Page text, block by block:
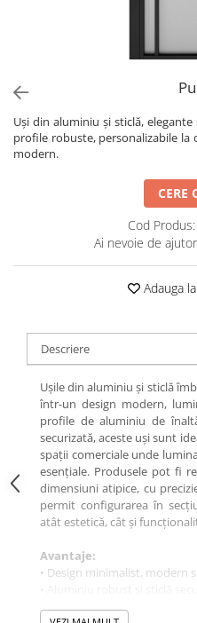
Uși din aluminiu și sticlă,
profile robuste, personalizabile
modern.
CERE
Cod Produs:
Ai nevoie de
Adauga
Descriere
Ușile din aluminiu și sticlă
într-un design modern,
profile de aluminiu de
securizată, aceste uși sunt
spații comerciale unde
esențiale. Produsele pot fi
dimensiuni atipice, cu
permit configurarea în
atât estetică, cât și
Avantaje:
• Design minimalist, modern
• Personalizare completă,